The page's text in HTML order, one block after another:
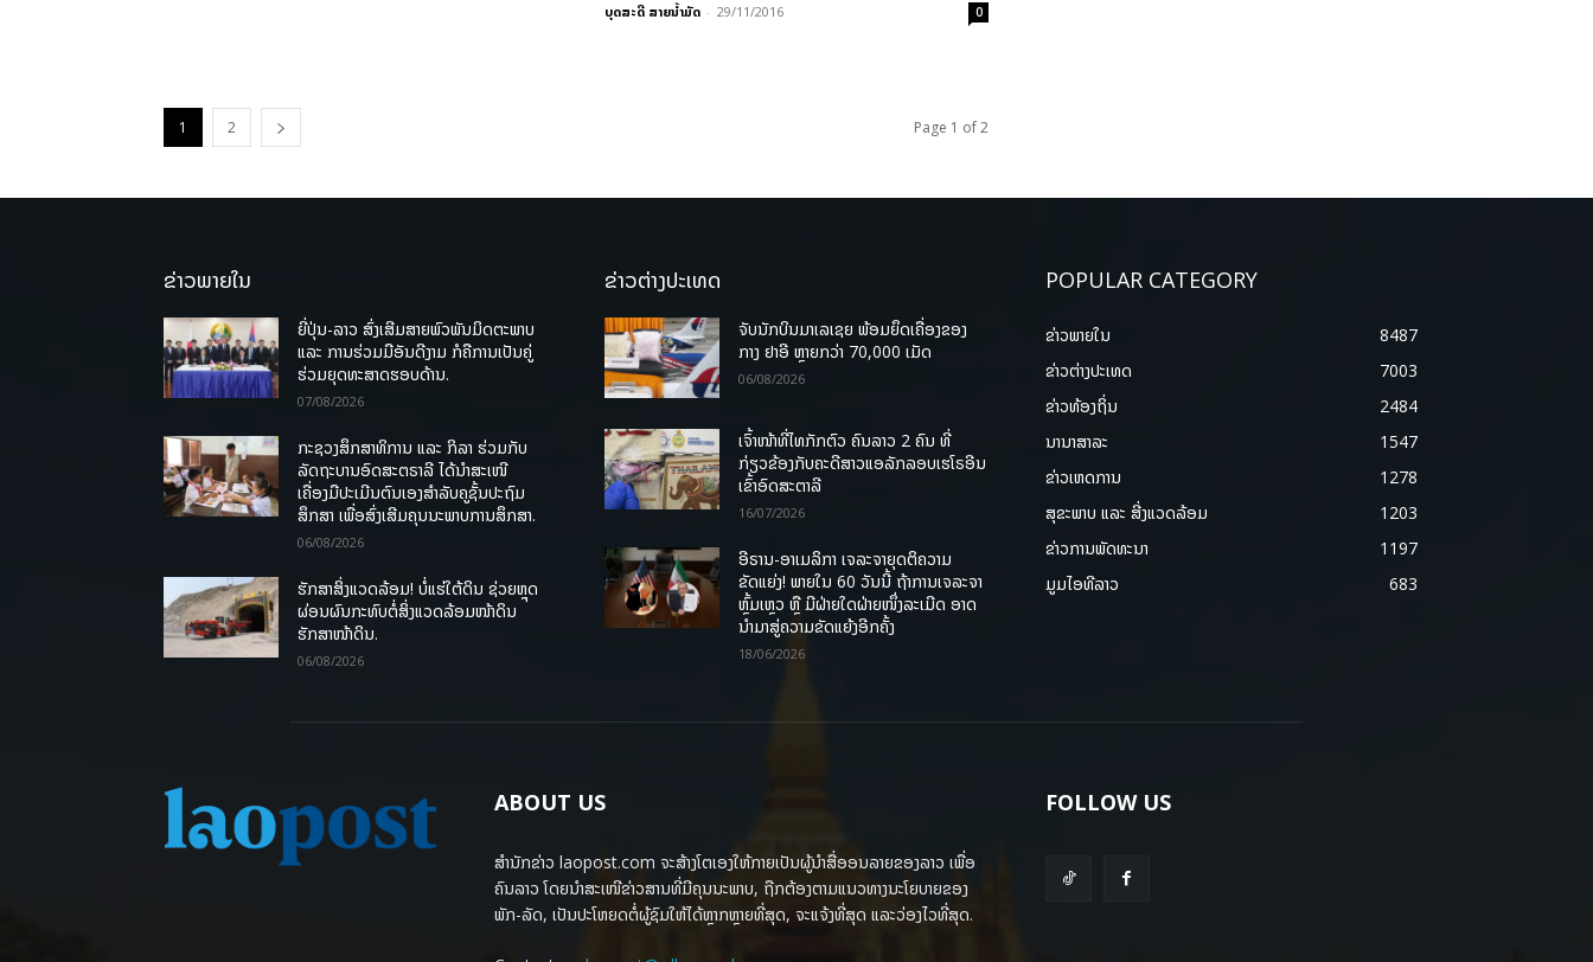
ບຸດສະດີ ສາຍນ້ຳມັດ - 29/11/2016 0
1 2 Page 1 of 2
ຂ່າວພາຍໃນ
ຍີ່ປຸ່ນ-ລາວ ສົ່ງເສີມສາຍພົວພັນມິດຕະພາບ
ແລະ ການຮ່ວມມືອັນດີງາມ ກໍຄືການເປັນຄູ່
ຮ່ວມຍຸດທະສາດຮອບດ້ານ.
07/08/2026
ກະຊວງສຶກສາທິການ ແລະ ກິລາ ຮ່ວມກັບ
ລັດຖະບານອົດສະຕຣາລີ ໄດ້ນຳສະເໜີ
ເຄື່ອງມືປະເມີນຕົນເອງສຳລັບຄູຊັ້ນປະຖົມ
ສຶກສາ ເພື່ອສົ່ງເສີມຄຸນນະພາບການສຶກສາ.
06/08/2026
ຮັກສາສິ່ງແວດລ້ອມ! ບໍ່ແຮ່ໃຕ້ດິນ ຊ່ວຍຫຼຸດ
ຜ່ອນຜົນກະທົບຕໍ່ສິ່ງແວດລ້ອມໜ້າດິນ
ຮັກສາໜ້າດິນ.
06/08/2026
ຂ່າວຕ່າງປະເທດ
ຈັບນັກບິນມາເລເຊຍ ພ້ອມຍຶດເຄື່ອງຂອງ
ກາງ ຢາອີ ຫຼາຍກວ່າ 70,000 ເມັດ
06/08/2026
ເຈົ້າໜ້າທີ່ໄທກັກຕົວ ຄົນລາວ 2 ຄົນ ທີ່
ກ່ຽວຂ້ອງກັບຄະດີສາວແອລັກລອບເຮໂຣອີນ
ເຂົ້າອົດສະຕາລີ
16/07/2026
ອີຣານ-ອາເມລິກາ ເຈລະຈາຍຸດຕິຄວາມ
ຂັດແຍ່ງ! ພາຍໃນ 60 ວັນນີ້ ຖ້າການເຈລະຈາ
ຫຼົ້ມເຫຼວ ຫຼື ມີຝ່າຍໃດຝ່າຍໜຶ່ງລະເມີດ ອາດ
ນໍາມາສູ່ຄວາມຂັດແຍ້ງອີກຄັ້ງ
18/06/2026
POPULAR CATEGORY
ຂ່າວພາຍ​ໃນ
8487
ຂ່າວຕ່າງປະເທດ
7003
ຂ່າວທ້ອງຖິ່ນ
2484
ນານາສາລະ
1547
ຂ່າວເຫດການ
1278
ສຸຂະພາບ ແລະ ສີ່ງແວດລ້ອມ
1203
ຂ່າວການພັດທະນາ
1197
ມູມໄອທີລາວ
683
ABOUT US
ສຳນັກຂ່າວ laopost.com ຈະສ້າງໂຕເອງໃຫ້ກາຍເປັນຜູ້ນຳສື່ອອນລາຍຂອງລາວ ເພື່ອ
ຄົນລາວ ໂດຍນຳສະເໜີຂ່າວສານທີ່ມີຄຸນນະພາບ, ຖືກຕ້ອງຕາມແນວທາງນະໂຍບາຍຂອງ
ພັກ-ລັດ, ເປັນປະໂຫຍດຕໍ່ຜູ້ຊົມໃຫ້ໄດ້ຫຼາກຫຼາຍທີ່ສຸດ, ຈະແຈ້ງທີ່ສຸດ ແລະວ່ອງໄວທີ່ສຸດ.
FOLLOW US